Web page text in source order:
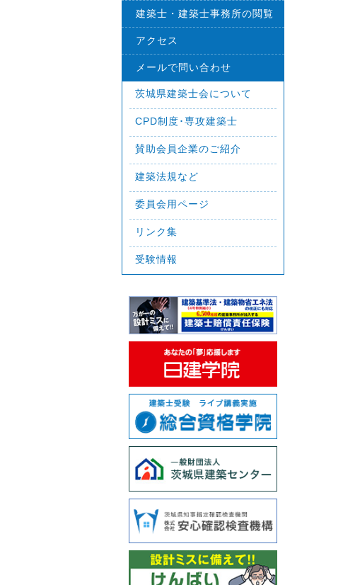
建築士・建築士事務所の閲覧
アクセス
メールで問い合わせ
茨城県建築士会について
CPD制度･専攻建築士
賛助会員企業のご紹介
建築法規など
委員会用ページ
リンク集
受験情報